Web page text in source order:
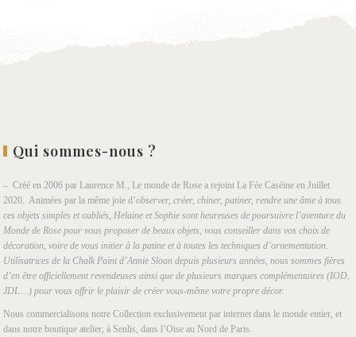
Qui sommes-nous ?
– Créé en 2006 par Laurence M., Le monde de Rose a rejoint La Fée Caséine en Juillet
2020. Animées par la même joie d’observer, créer, chiner, patiner, rendre une âme à tous
ces objets simples et oubliés, Helaine et Sophie sont heureuses de poursuivre l’aventure du
Monde de Rose pour vous proposer de beaux objets, vous conseiller dans vos choix de
décoration, voire de vous initier à la patine et à toutes les techniques d’ornementation.
Utilisatrices de la Chalk Paint d’Annie Sloan depuis plusieurs années, nous sommes fières
d’en être officiellement revendeuses ainsi que de plusieurs marques complémentaires (IOD,
JDL…) pour vous offrir le plaisir de créer vous-même votre propre décor.
Nous commercialisons notre Collection exclusivement par internet dans le monde entier, et
dans notre boutique atelier, à Senlis, dans l’Oise au Nord de Paris.